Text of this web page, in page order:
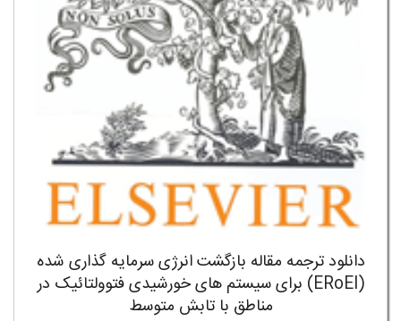
دانلود ترجمه مقاله بازگشت انرژی سرمایه گذاری شده
(ERoEI) برای سیستم های خورشیدی فتوولتائیک در
مناطق با تابش متوسط